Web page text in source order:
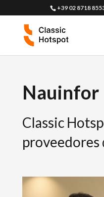
+39 02 8718
Nauinfor
Classic
proveedores